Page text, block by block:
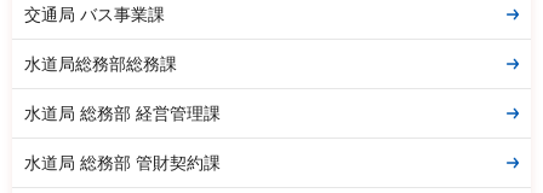
交通局 バス事業課
水道局総務部総務課
水道局 総務部 経営管理課
水道局 総務部 管財契約課